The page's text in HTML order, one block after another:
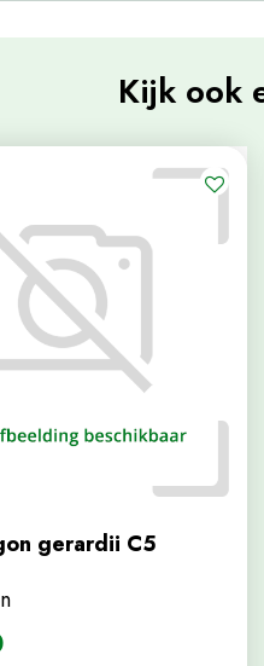
Kijk ook
gerardii C5